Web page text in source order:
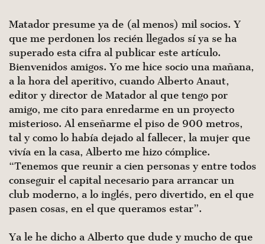
Matador presume ya de (al menos) mil socios. Y
que me perdonen los recién llegados sí ya se ha
superado esta cifra al publicar este artículo.
Bienvenidos amigos. Yo me hice socio una mañana,
a la hora del aperitivo, cuando Alberto Anaut,
editor y director de Matador al que tengo por
amigo, me cito para enredarme en un proyecto
misterioso. Al enseñarme el piso de 900 metros,
tal y como lo había dejado al fallecer, la mujer que
vivía en la casa, Alberto me hizo cómplice.
“Tenemos que reunir a cien personas y entre todos
conseguir el capital necesario para arrancar un
club moderno, a lo inglés, pero divertido, en el que
pasen cosas, en el que queramos estar”.
Ya le he dicho a Alberto que dude y mucho de que